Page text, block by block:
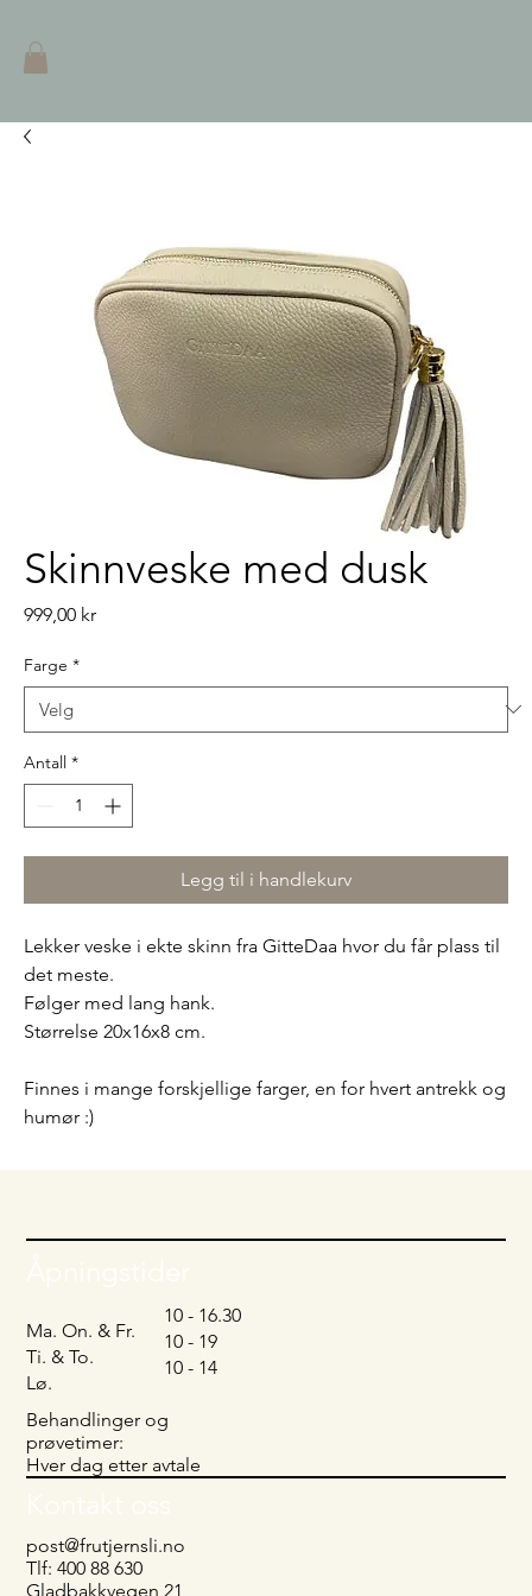
Skinnveske med dusk
999,00 krPris
Farge *
Antall *
Legg til i handlekurv
Lekker veske i ekte skinn fra GitteDaa hvor du får plass til
det meste.
Følger med lang hank.
Størrelse 20x16x8 cm.
Finnes i mange forskjellige farger, en for hvert antrekk og
humør :)
post@frutjernsli.no
Tlf: 400 88 630
Gladbakkvegen 21
Ma. On. & Fr.
Ti. & To.
Lø.
10 - 16.30
10 - 19
10 - 14
Behandlinger og
prøvetimer:
Hver dag etter avtale